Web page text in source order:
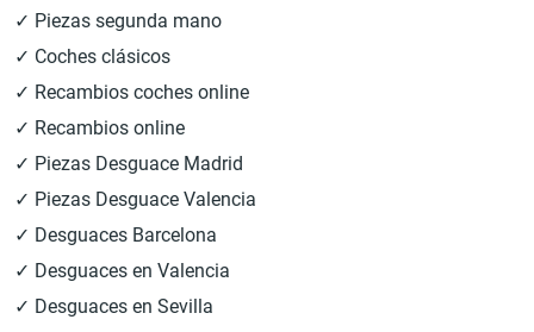
✓ Piezas segunda mano
✓ Coches clásicos
✓ Recambios coches online
✓ Recambios online
✓ Piezas Desguace Madrid
✓ Piezas Desguace Valencia
✓ Desguaces Barcelona
✓ Desguaces en Valencia
✓ Desguaces en Sevilla